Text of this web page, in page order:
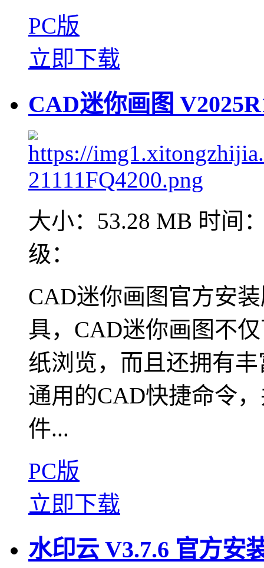
PC版
立即下载
CAD迷你画图
大小：53.28 MB 时间
级：
CAD迷你画图官方安
具，CAD迷你画图不
纸浏览，而且还拥有
通用的CAD快捷命令
件...
PC版
立即下载
水印云 V3.7.6 官方安